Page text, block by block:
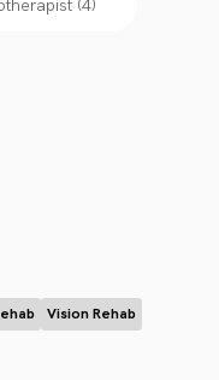
(4)
Vision Rehab